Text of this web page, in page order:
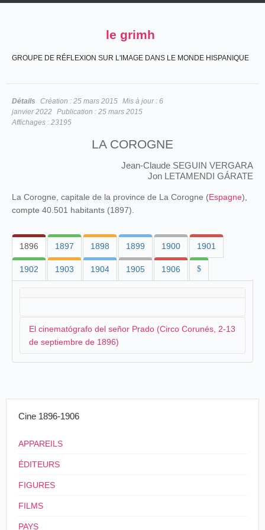
le grimh
GROUPE DE RÉFLEXION SUR L'IMAGE DANS LE MONDE HISPANIQUE
Détails Création : 25 mars 2015 Mis à jour : 6
janvier 2022 Publication : 25 mars 2015
Affichages : 23195
LA COROGNE
Jean-Claude SEGUIN VERGARA
Jon LETAMENDI GÁRATE
La Corogne, capitale de la province de La Corogne (Espagne),
compte 40.501 habitants (1897).
1896 1897 1898 1899 1900 1901
1902 1903 1904 1905 1906 $
El cinematógrafo del señor Prado (Circo Corunés, 2-13
de septiembre de 1896)
función previa para invitados y periodistas tienen lugar
por los Sres. Pedregal y Ramos, asistimos
anoche varias autoridades y representantes de la
Una serie de fotografías instantáneas puestas en
Cine 1896-1906
APPAREILS
ÉDITEURS
FIGURES
FILMS
PAYS